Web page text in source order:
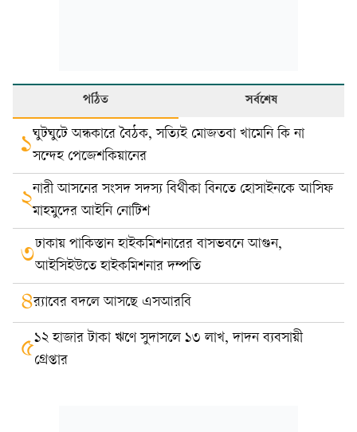
পঠিত সর্বশেষ
১ঘুটঘুটে অন্ধকারে বৈঠক, সত্যিই মোজতবা খামেনি কি না
সন্দেহ পেজেশকিয়ানের
২নারী আসনের সংসদ সদস্য বিথীকা বিনতে হোসাইনকে আসিফ
মাহমুদের আইনি নোটিশ
৩ঢাকায় পাকিস্তান হাইকমিশনারের বাসভবনে আগুন,
আইসিইউতে হাইকমিশনার দম্পতি
৪র‍্যাবের বদলে আসছে এসআরবি
৫১২ হাজার টাকা ঋণে সুদাসলে ১৩ লাখ, দাদন ব্যবসায়ী
গ্রেপ্তার